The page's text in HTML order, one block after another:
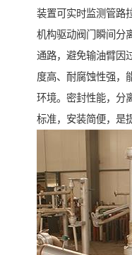
装置可实时监测管路
机构驱动阀门瞬间分
通路，避免输油臂因
度高、耐腐蚀性强，
环境。密封性能，分
标准，安装简便，是